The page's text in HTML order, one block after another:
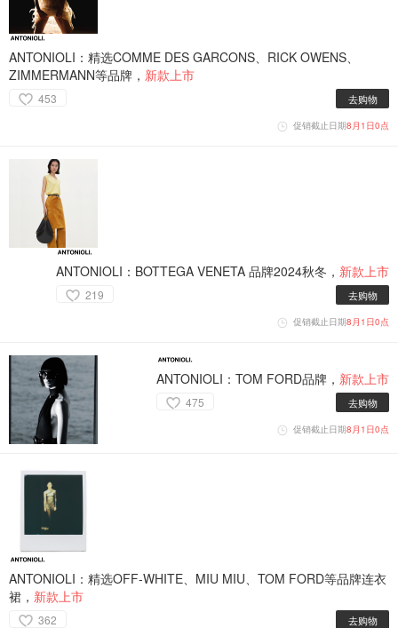
ANTONIOLI：精选COMME DES GARCONS、RICK OWENS、
ZIMMERMANN等品牌， 新款上市
453 去购物
促销截止日期8月1日0点
ANTONIOLI：BOTTEGA VENETA 品牌2024秋冬， 新款上市
219 去购物
促销截止日期8月1日0点
ANTONIOLI：TOM FORD品牌， 新款上市
475 去购物
促销截止日期8月1日0点
ANTONIOLI：精选OFF-WHITE、MIU MIU、TOM FORD等品牌连衣
裙， 新款上市
362 去购物